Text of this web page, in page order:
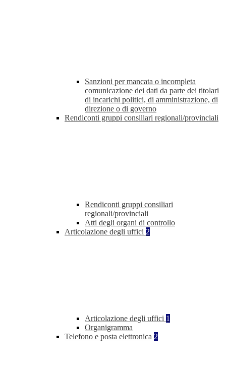
Sanzioni per mancata o incompleta
comunicazione dei dati da parte dei titolari
di incarichi politici, di amministrazione, di
direzione o di governo
Rendiconti gruppi consiliari regionali/provinciali
Rendiconti gruppi consiliari
regionali/provinciali
Atti degli organi di controllo
Articolazione degli uffici 2
Articolazione degli uffici 1
Organigramma
Telefono e posta elettronica 2